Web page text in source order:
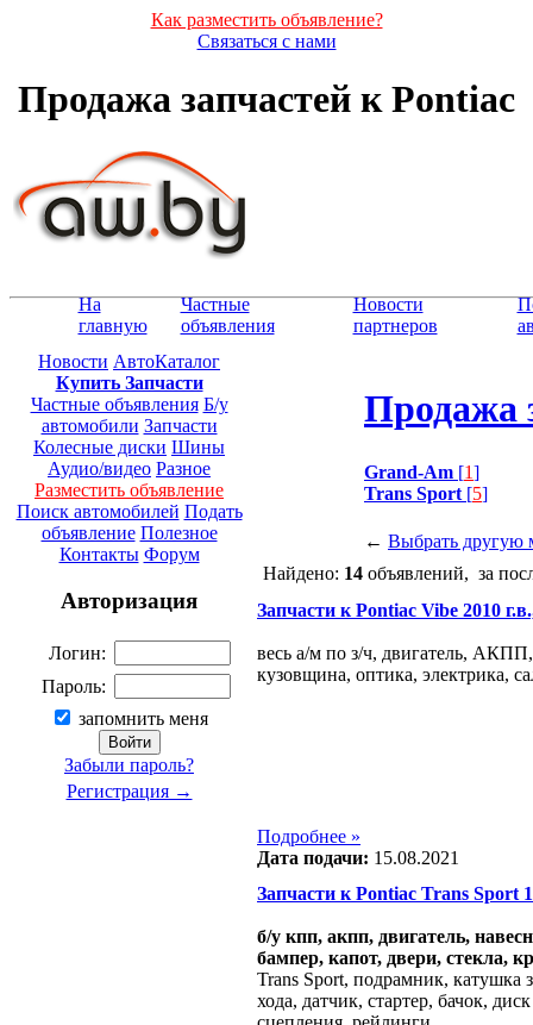
Как разместить объявление?
Связаться с нами
Продажа запчастей к Pontiac
На
главную
Частные
объявления
Новости
партнеров
Новости АвтоКаталог
Купить Запчасти
Частные объявления Б/у
автомобили Запчасти
Колесные диски Шины
Аудио/видео Разное
Разместить объявление
Поиск автомобилей Подать
объявление Полезное
Контакты Форум
Авторизация
Логин:
Пароль:
запомнить меня
Забыли пароль?
Регистрация →
Продажа
Grand-Am [1]
Trans Sport [5]
← Выбрать другую
Найдено: 14объявлений, за
Запчасти к Pontiac Vibe 2010
весь а/м по з/ч, двигатель,
кузовщина, оптика, электрика,
Подробнее »
Дата подачи: 15.08.2021
Запчасти к Pontiac Trans Sport
б/у кпп, акпп, двигатель,
бампер, капот, двери, стекла,
Trans Sport, подрамник, катушка
хода, датчик, стартер, бачок,